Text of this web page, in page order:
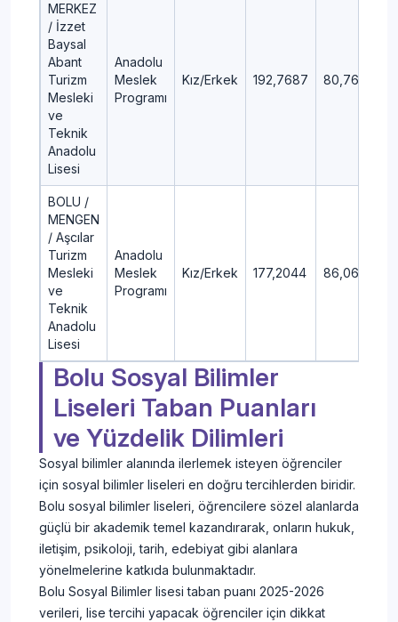
MERKEZ
/ İzzet
Baysal
Abant
Turizm
Mesleki
ve
Teknik
Anadolu
Lisesi
Anadolu
Meslek
Programı
Kız/Erkek 192,7687 80,76
BOLU /
MENGEN
/ Aşcılar
Turizm
Mesleki
ve
Teknik
Anadolu
Lisesi
Anadolu
Meslek
Programı
Kız/Erkek 177,2044 86,06
Bolu Sosyal Bilimler
Liseleri Taban Puanları
ve Yüzdelik Dilimleri
Sosyal bilimler alanında ilerlemek isteyen öğrenciler
için sosyal bilimler liseleri en doğru tercihlerden biridir.
Bolu sosyal bilimler liseleri, öğrencilere sözel alanlarda
güçlü bir akademik temel kazandırarak, onların hukuk,
iletişim, psikoloji, tarih, edebiyat gibi alanlara
yönelmelerine katkıda bulunmaktadır.
Bolu Sosyal Bilimler lisesi taban puanı 2025-2026
verileri, lise tercihi yapacak öğrenciler için dikkat